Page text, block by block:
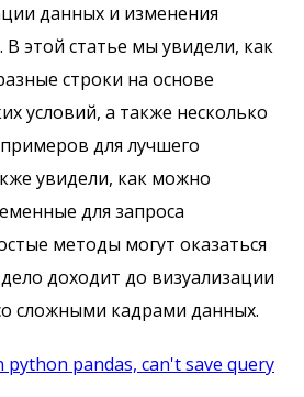
данных и изменения
В этой статье мы увидели, как
строки на основе
условий, а также несколько
для лучшего
увидели, как можно
для запроса
методы могут оказаться
доходит до визуализации
сложными кадрами данных.
python pandas, can't save query